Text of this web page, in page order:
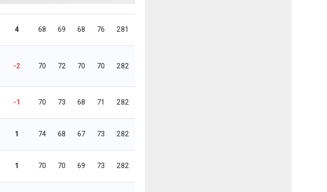
4 68 69 68 76 281
-2 70 72 70 70 282
-1 70 73 68 71 282
1 74 68 67 73 282
1 70 70 69 73 282